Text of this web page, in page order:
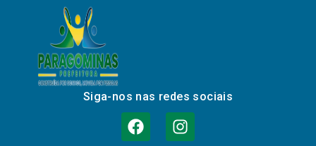
Siga-nos nas redes sociais